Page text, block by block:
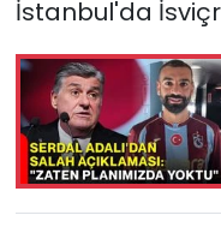
İstanbul'da